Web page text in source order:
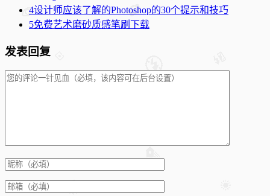
4设计师应该了解的Photoshop的30个提示和技巧
5免费艺术磨砂质感笔刷下载
发表回复